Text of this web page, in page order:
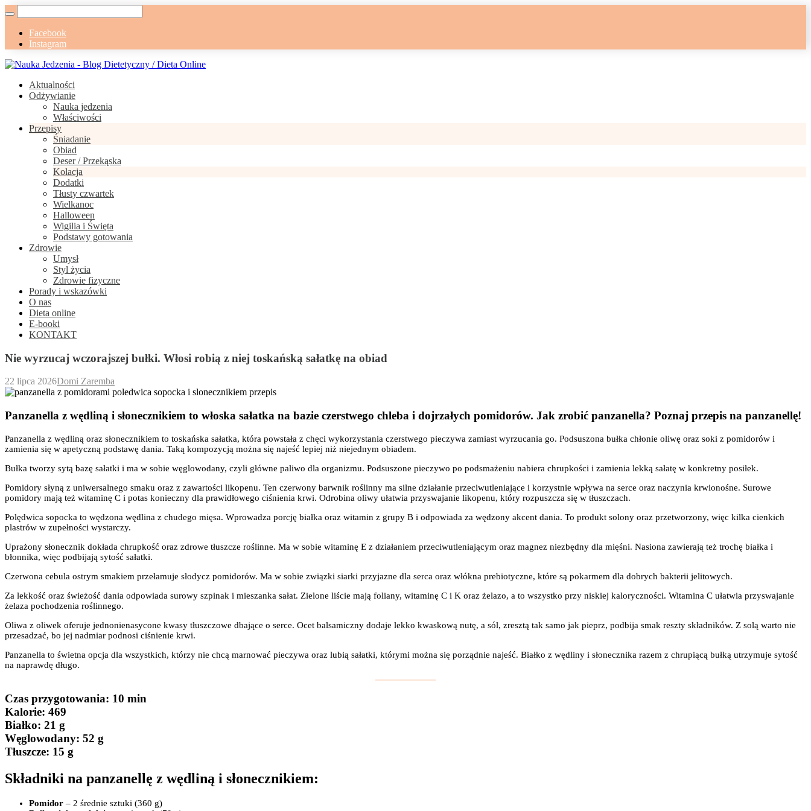
Facebook
Instagram
Aktualności
Odżywianie
Nauka jedzenia
Właściwości
Przepisy
Śniadanie
Obiad
Deser / Przekąska
Kolacja
Dodatki
Tłusty czwartek
Wielkanoc
Halloween
Wigilia i Święta
Podstawy gotowania
Zdrowie
Umysł
Styl życia
Zdrowie fizyczne
Porady i wskazówki
O nas
Dieta online
E-booki
KONTAKT
Nie wyrzucaj wczorajszej bułki. Włosi robią z niej toskańską sałatkę na obiad
22 lipca 2026Domi Zaremba
Panzanella z wędliną i słonecznikiem to włoska sałatka na bazie czerstwego chleba i dojrzałych pomidorów. Jak zrobić panzanella? Poznaj przepis na panzanellę!
Panzanella z wędliną oraz słonecznikiem to toskańska sałatka, która powstała z chęci wykorzystania czerstwego pieczywa zamiast wyrzucania go. Podsuszona bułka chłonie oliwę oraz soki z pomidorów i
zamienia się w apetyczną podstawę dania. Taką kompozycją można się najeść lepiej niż niejednym obiadem.
Bułka tworzy sytą bazę sałatki i ma w sobie węglowodany, czyli główne paliwo dla organizmu. Podsuszone pieczywo po podsmażeniu nabiera chrupkości i zamienia lekką sałatę w konkretny posiłek.
Pomidory słyną z uniwersalnego smaku oraz z zawartości likopenu. Ten czerwony barwnik roślinny ma silne działanie przeciwutleniające i korzystnie wpływa na serce oraz naczynia krwionośne. Surowe
pomidory mają też witaminę C i potas konieczny dla prawidłowego ciśnienia krwi. Odrobina oliwy ułatwia przyswajanie likopenu, który rozpuszcza się w tłuszczach.
Polędwica sopocka to wędzona wędlina z chudego mięsa. Wprowadza porcję białka oraz witamin z grupy B i odpowiada za wędzony akcent dania. To produkt solony oraz przetworzony, więc kilka cienkich
plastrów w zupełności wystarczy.
Uprażony słonecznik dokłada chrupkość oraz zdrowe tłuszcze roślinne. Ma w sobie witaminę E z działaniem przeciwutleniającym oraz magnez niezbędny dla mięśni. Nasiona zawierają też trochę białka i
błonnika, więc podbijają sytość sałatki.
Czerwona cebula ostrym smakiem przełamuje słodycz pomidorów. Ma w sobie związki siarki przyjazne dla serca oraz włókna prebiotyczne, które są pokarmem dla dobrych bakterii jelitowych.
Za lekkość oraz świeżość dania odpowiada surowy szpinak i mieszanka sałat. Zielone liście mają foliany, witaminę C i K oraz żelazo, a to wszystko przy niskiej kaloryczności. Witamina C ułatwia przyswajanie
żelaza pochodzenia roślinnego.
Oliwa z oliwek oferuje jednonienasycone kwasy tłuszczowe dbające o serce. Ocet balsamiczny dodaje lekko kwaskową nutę, a sól, zresztą tak samo jak pieprz, podbija smak reszty składników. Z solą warto nie
przesadzać, bo jej nadmiar podnosi ciśnienie krwi.
Panzanella to świetna opcja dla wszystkich, którzy nie chcą marnować pieczywa oraz lubią sałatki, którymi można się porządnie najeść. Białko z wędliny i słonecznika razem z chrupiącą bułką utrzymuje sytość
na naprawdę długo.
Czas przygotowania: 10 min
Kalorie: 469
Białko: 21 g
Węglowodany: 52 g
Tłuszcze: 15 g
Składniki na panzanellę z wędliną i słonecznikiem:
Pomidor – 2 średnie sztuki (360 g)